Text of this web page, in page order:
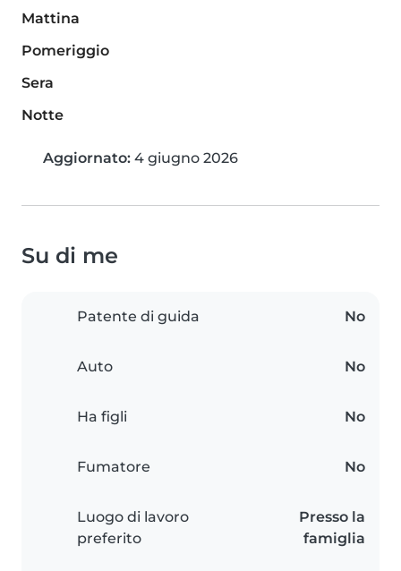
Mattina
Pomeriggio
Sera
Notte
Aggiornato: 4 giugno 2026
Su di me
Patente di guida No
Auto No
Ha figli No
Fumatore No
Luogo di lavoro
preferito
Presso la
famiglia